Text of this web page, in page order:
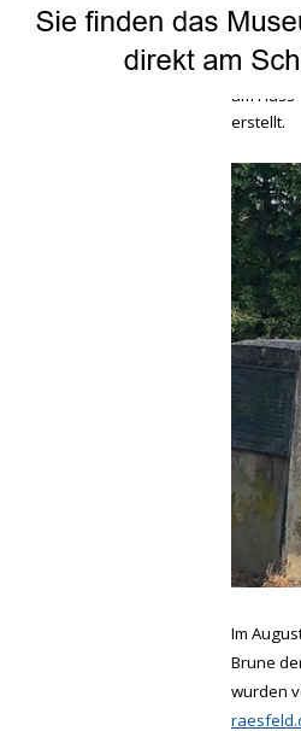
Doris
Brune,
am
erstellt.
Im
Brune
wurden